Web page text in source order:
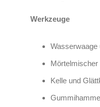
Werkzeuge
Mörtelmischer
Kelle und